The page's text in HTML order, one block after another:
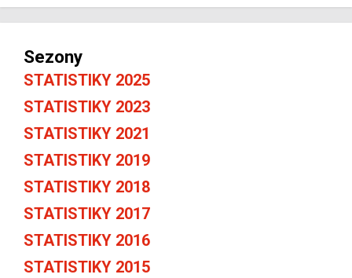
Sezony
STATISTIKY 2025
STATISTIKY 2023
STATISTIKY 2021
STATISTIKY 2019
STATISTIKY 2018
STATISTIKY 2017
STATISTIKY 2016
STATISTIKY 2015